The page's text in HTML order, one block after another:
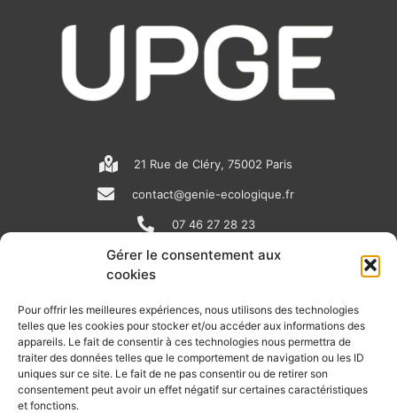
Gérer le consentement aux
cookies
Pour offrir les meilleures expériences, nous utilisons des technologies
telles que les cookies pour stocker et/ou accéder aux informations des
appareils. Le fait de consentir à ces technologies nous permettra de
traiter des données telles que le comportement de navigation ou les ID
uniques sur ce site. Le fait de ne pas consentir ou de retirer son
consentement peut avoir un effet négatif sur certaines caractéristiques
et fonctions.
21 Rue de Cléry, 75002 Paris
contact@genie-ecologique.fr
07 46 27 28 23
N
e
w
s
p
i
n
k
e
o
u
t
u
RECEVOIR L'ACTU DE LA FILIÈRE
Retrouvez tous les mois les articles terrain de nos adhérents, les
rendez-vous importants de la filière, nos offres de stages et